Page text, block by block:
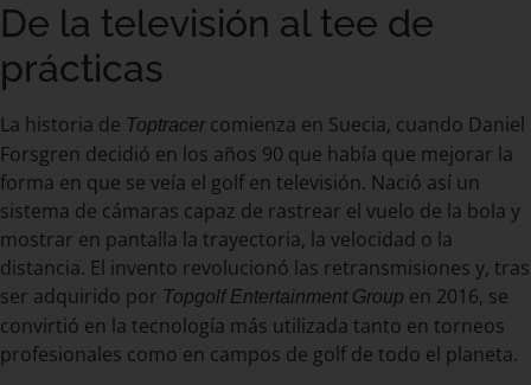
De la televisión al tee de
prácticas
La historia de Toptracercomienza en Suecia, cuando Daniel
Forsgren decidió en los años 90 que había que mejorar la
forma en que se veía el golf en televisión. Nació así un
sistema de cámaras capaz de rastrear el vuelo de la bola y
mostrar en pantalla la trayectoria, la velocidad o la
distancia. El invento revolucionó las retransmisiones y, tras
ser adquirido por Topgolf Entertainment Group en 2016, se
convirtió en la tecnología más utilizada tanto en torneos
profesionales como en campos de golf de todo el planeta.